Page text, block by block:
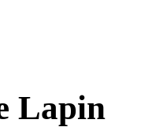
Lapin